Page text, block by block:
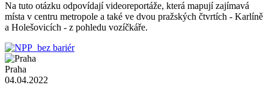
Na tuto otázku odpovídají videoreportáže, která mapují zajímavá
místa v centru metropole a také ve dvou pražských čtvrtích - Karlíně
a Holešovicích - z pohledu vozíčkáře.
Praha
04.04.2022